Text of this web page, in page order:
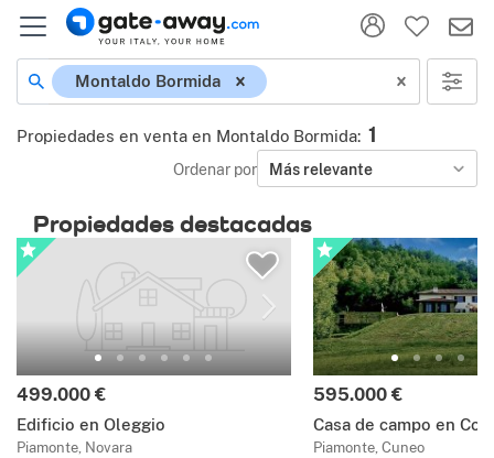
Montaldo Bormida
Propiedades en venta en Montaldo Bormida: 1
Ordenar por Más relevante
Propiedades destacadas
499.000 €
Edificio en Oleggio
Piamonte, Novara
595.000 €
Casa de campo en
Piamonte, Cuneo